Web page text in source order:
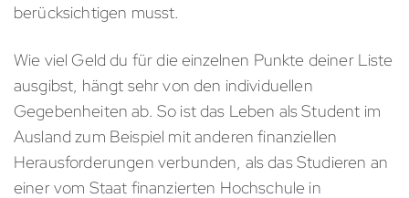
berücksichtigen musst.
Wie viel Geld du für die einzelnen Punkte deiner Liste
ausgibst, hängt sehr von den individuellen
Gegebenheiten ab. So ist das Leben als Student im
Ausland zum Beispiel mit anderen finanziellen
Herausforderungen verbunden, als das Studieren an
einer vom Staat finanzierten Hochschule in